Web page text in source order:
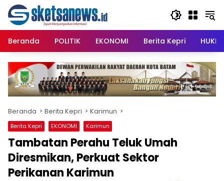
content
Langsung
konten
Beranda
POLITIK EKONOMI Berita Kepri
Beranda Berita Kepri Karimun
Berita Kepri EKONOMI Karimun
Tambatan Perahu Teluk Umah
Diresmikan, Perkuat Sektor
Perikanan Karimun